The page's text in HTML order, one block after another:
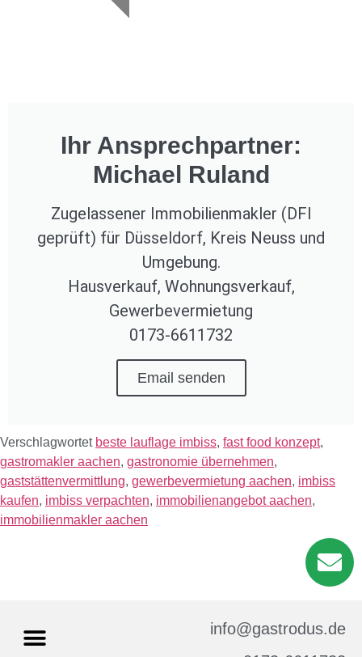
Ihr Ansprechpartner:
Michael Ruland
Zugelassener Immobilienmakler (DFI
geprüft) für Düsseldorf, Kreis Neuss und
Umgebung.
Hausverkauf, Wohnungsverkauf,
Gewerbevermietung
0173-6611732
Email senden
Verschlagwortet beste lauflage imbiss, fast food konzept,
gastromakler aachen, gastronomie übernehmen,
gaststättenvermittlung, gewerbevermietung aachen, imbiss
kaufen, imbiss verpachten, immobilienangebot aachen,
immobilienmakler aachen
info@gastrodus.de